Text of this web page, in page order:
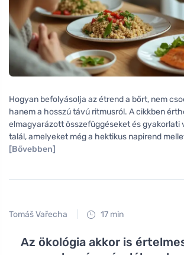
Hogyan befolyásolja az étrend a bőrt, nem
hanem a hosszú távú ritmusról. A cikkben
elmagyarázott összefüggéseket és gyakorlati
talál, amelyeket még a hektikus napirend
[Bővebben]
Tomáš Vařecha 17 min
Az ökológia akkor is